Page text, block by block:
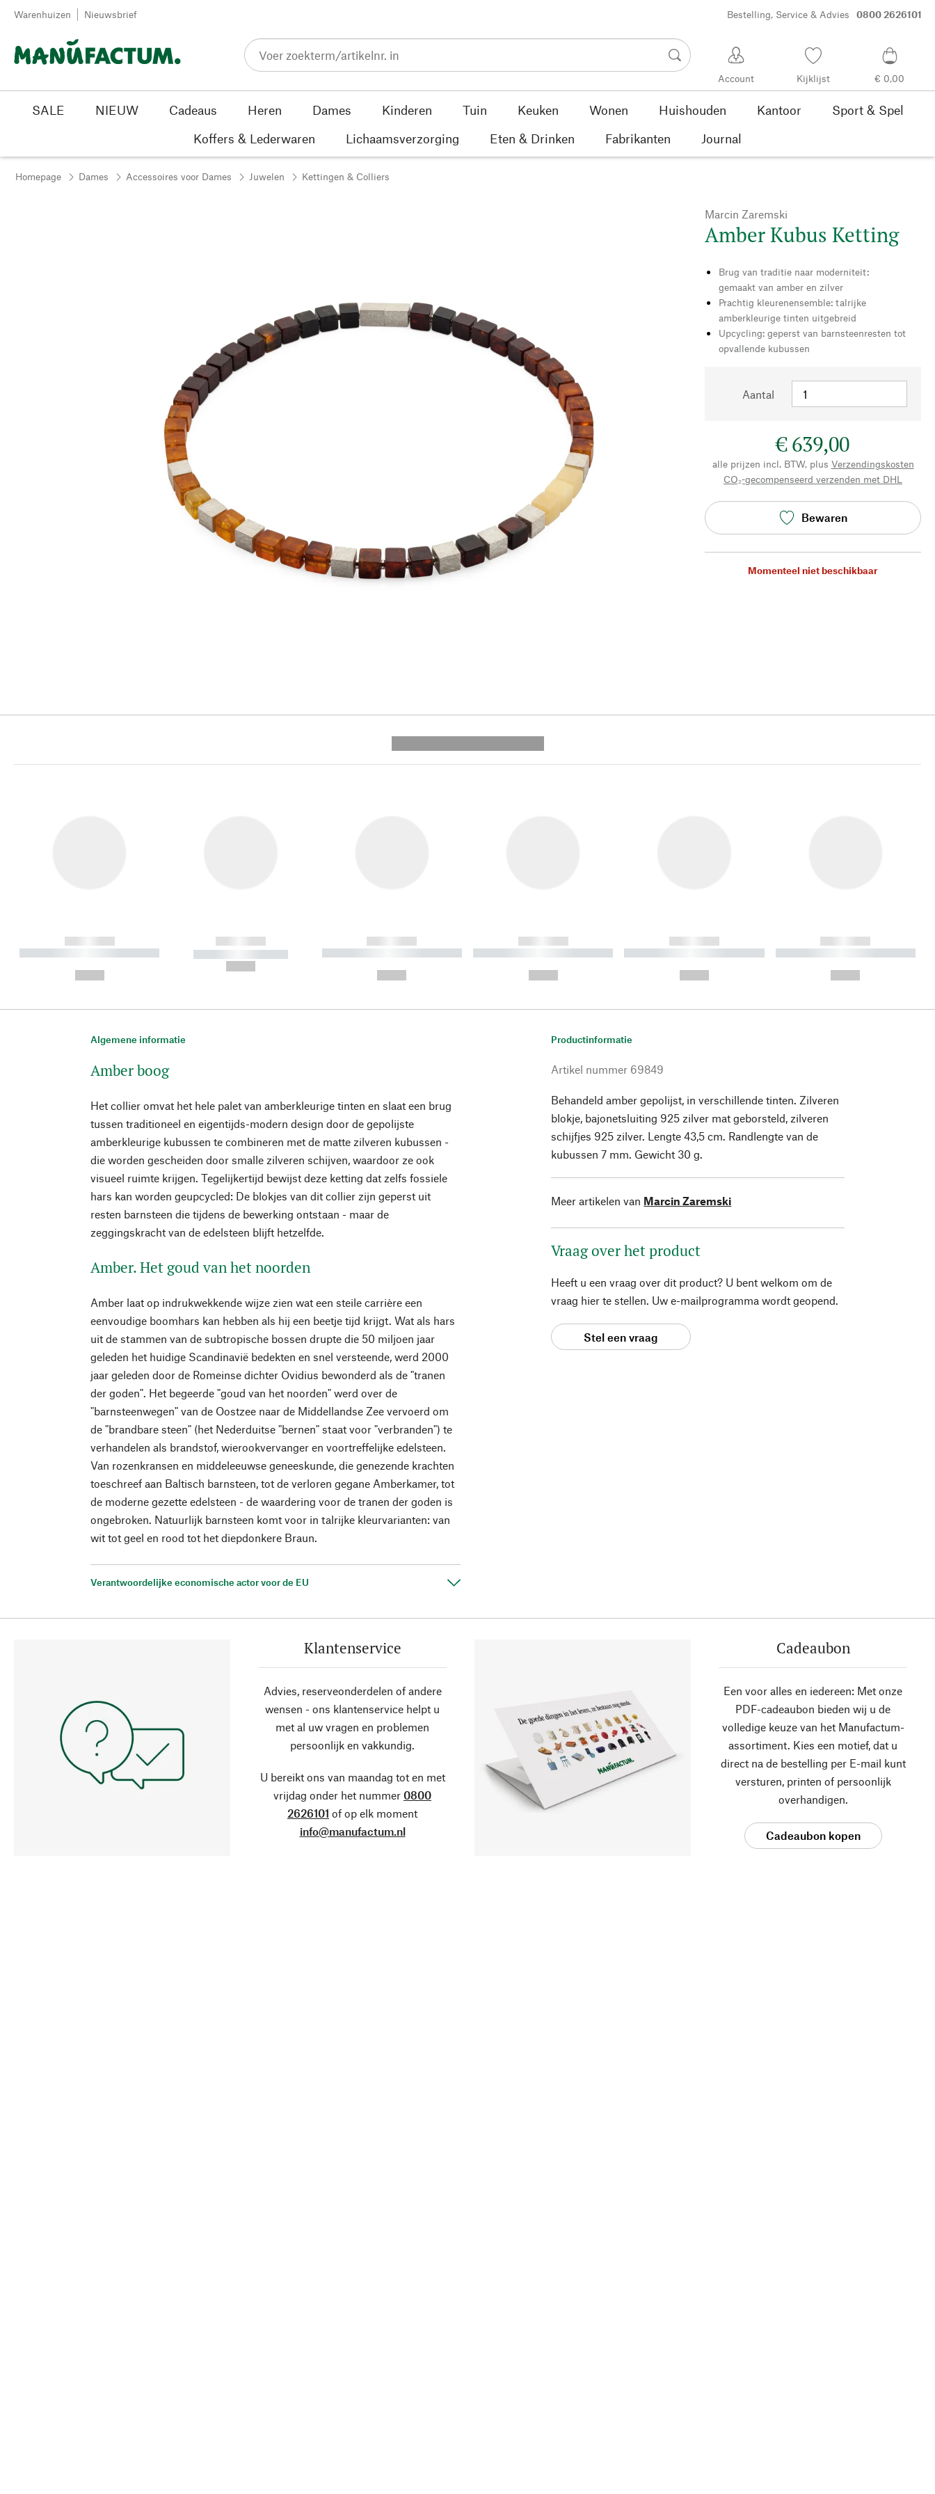
Passer au contenu
Warenhuizen Nieuwsbrief Bestelling, Service & Advies 0800 2626101
Account Kijklijst € 0,00
SALE NIEUW Cadeaus Heren Dames Kinderen Tuin Keuken Wonen Huishouden Kantoor
Sport & Spel
Koffers & Lederwaren
Lichaamsverzorging Eten & Drinken Fabrikanten Journal
Homepage Dames Accessoires voor Dames Juwelen Kettingen & Colliers
Marcin Zaremski
Amber Kubus Ketting
Brug van traditie naar moderniteit:
gemaakt van amber en zilver
Prachtig kleurenensemble: talrijke
amberkleurige tinten uitgebreid
Upcycling: geperst van barnsteenresten tot
opvallende kubussen
Aantal
€ 639,00
alle prijzen incl. BTW, plus Verzendingskosten
CO₂-gecompenseerd verzenden met DHL
Bewaren
Momenteel niet beschikbaar
------------
----------- ----------- ----------
------------
----------- -----------
------------
----------- ----------- ----------
------------
----------- ----------- ----------
------------
----------- ----------- ----------
------------
----------- ----------- ----------
Algemene informatie
Amber boog
Het collier omvat het hele palet van amberkleurige tinten en slaat een brug
tussen traditioneel en eigentijds-modern design door de gepolijste
amberkleurige kubussen te combineren met de matte zilveren kubussen -
die worden gescheiden door smalle zilveren schijven, waardoor ze ook
visueel ruimte krijgen. Tegelijkertijd bewijst deze ketting dat zelfs fossiele
hars kan worden geupcycled: De blokjes van dit collier zijn geperst uit
resten barnsteen die tijdens de bewerking ontstaan - maar de
zeggingskracht van de edelsteen blijft hetzelfde.
Amber. Het goud van het noorden
Amber laat op indrukwekkende wijze zien wat een steile carrière een
eenvoudige boomhars kan hebben als hij een beetje tijd krijgt. Wat als hars
uit de stammen van de subtropische bossen drupte die 50 miljoen jaar
geleden het huidige Scandinavië bedekten en snel versteende, werd 2000
jaar geleden door de Romeinse dichter Ovidius bewonderd als de "tranen
der goden". Het begeerde "goud van het noorden" werd over de
"barnsteenwegen" van de Oostzee naar de Middellandse Zee vervoerd om
de "brandbare steen" (het Nederduitse "bernen" staat voor "verbranden") te
verhandelen als brandstof, wierookvervanger en voortreffelijke edelsteen.
Van rozenkransen en middeleeuwse geneeskunde, die genezende krachten
toeschreef aan Baltisch barnsteen, tot de verloren gegane Amberkamer, tot
de moderne gezette edelsteen - de waardering voor de tranen der goden is
ongebroken. Natuurlijk barnsteen komt voor in talrijke kleurvarianten: van
wit tot geel en rood tot het diepdonkere Braun.
Verantwoordelijke economische actor voor de EU
Productinformatie
Artikel nummer 69849
Behandeld amber gepolijst, in verschillende tinten. Zilveren
blokje, bajonetsluiting 925 zilver mat geborsteld, zilveren
schijfjes 925 zilver. Lengte 43,5 cm. Randlengte van de
kubussen 7 mm. Gewicht 30 g.
Meer artikelen van Marcin Zaremski
Vraag over het product
Heeft u een vraag over dit product? U bent welkom om de
vraag hier te stellen. Uw e-mailprogramma wordt geopend.
Stel een vraag
Klantenservice
Advies, reserveonderdelen of andere
wensen - ons klantenservice helpt u
met al uw vragen en problemen
persoonlijk en vakkundig.
U bereikt ons van maandag tot en met
vrijdag onder het nummer 0800
2626101 of op elk moment
info@manufactum.nl
Cadeaubon
Een voor alles en iedereen: Met onze
PDF-cadeaubon bieden wij u de
volledige keuze van het Manufactum-
assortiment. Kies een motief, dat u
direct na de bestelling per E-mail kunt
versturen, printen of persoonlijk
overhandigen.
Cadeaubon kopen